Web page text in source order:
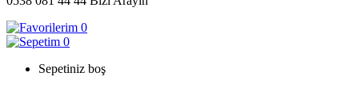
0
0
Sepetiniz boş